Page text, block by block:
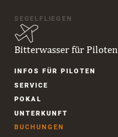
SEGELFLIEGEN
Bitterwasser für Piloten
Navigation
INFOS FÜR PILOTEN
SERVICE
POKAL
UNTER­KUNFT
BUCHUNGEN